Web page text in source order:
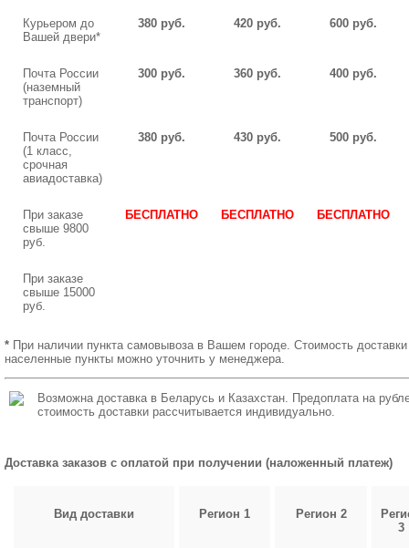
Курьером до
Вашей двери*
380 руб. 420 руб. 600 руб.
Почта России
(наземный
транспорт)
300 руб. 360 руб. 400 руб.
Почта России
(1 класс,
срочная
авиадоставка)
380 руб. 430 руб. 500 руб.
При заказе
свыше 9800
руб.
БЕСПЛАТНО БЕСПЛАТНО БЕСПЛАТНО
При заказе
свыше 15000
руб.
* При наличии пункта самовывоза в Вашем городе. Стоимость доставки
населенные пункты можно уточнить у менеджера.
Возможна доставка в Беларусь и Казахстан. Предоплата на
стоимость доставки рассчитывается индивидуально.
Доставка заказов с оплатой при получении (наложенный платеж)
Вид доставки Регион 1 Регион 2
3